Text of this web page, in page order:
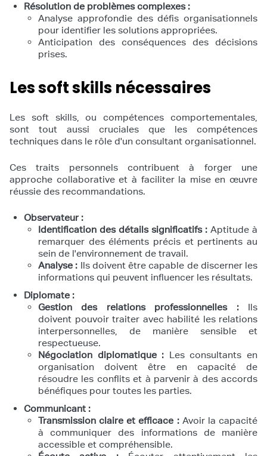
Résolution de problèmes complexes :
Analyse approfondie des défis organisationnels
pour identifier les solutions appropriées.
Anticipation des conséquences des décisions
prises.
Les soft skills nécessaires
Les soft skills, ou compétences comportementales,
sont tout aussi cruciales que les compétences
techniques dans le rôle d'un consultant organisationnel.
Ces traits personnels contribuent à forger une
approche collaborative et à faciliter la mise en œuvre
réussie des recommandations.
Observateur :
Identification des détails significatifs : Aptitude à
remarquer des éléments précis et pertinents au
sein de l'environnement de travail.
Analyse : Ils doivent être capable de discerner les
informations qui peuvent influencer les résultats.
Diplomate :
Gestion des relations professionnelles :Ils
doivent pouvoir traiter avec habilité les relations
interpersonnelles, de manière sensible et
respectueuse.
Négociation diplomatique : Les consultants en
organisation doivent être en capacité de
résoudre les conflits et à parvenir à des accords
bénéfiques pour toutes les parties.
Communicant :
Transmission claire et efficace :Avoir la capacité
à communiquer des informations de manière
accessible et compréhensible.